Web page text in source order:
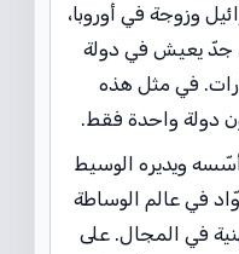
وزوجة في أوروبا،
جدّ يعيش في دولة
في مثل هذه
دولة واحدة فقط.
ويديره الوسيط
في عالم الوساطة
في المجال. على